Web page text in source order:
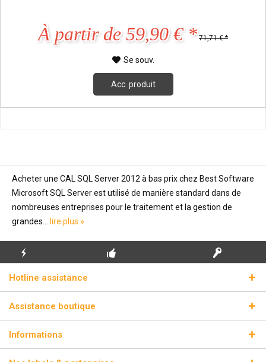
À partir de 59,90 € * 71,71 € *
Se souv.
Acc. produit
Acheter une CAL SQL Server 2012 à bas prix chez Best Software
Microsoft SQL Server est utilisé de manière standard dans de
nombreuses entreprises pour le traitement et la gestion de
grandes...
lire plus »
ÉCLAIR
Hotline assistance
Assistance boutique
Informations